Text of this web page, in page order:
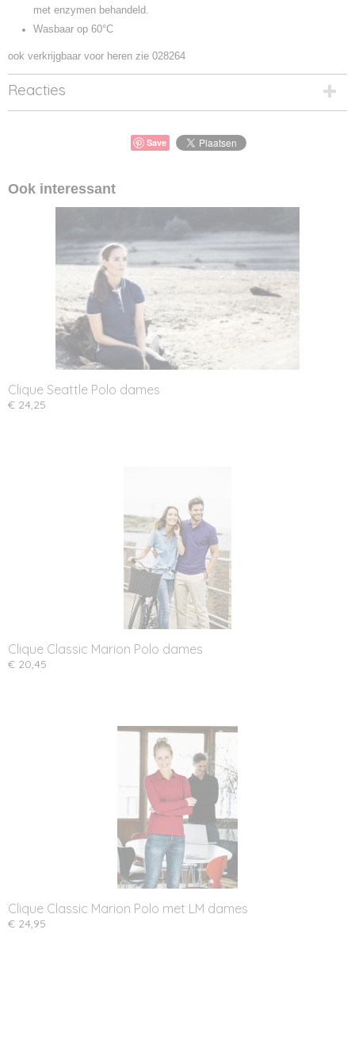
met enzymen behandeld.
Wasbaar op 60°C
ook verkrijgbaar voor heren zie 028264
Reacties
Save
Ook interessant
Clique Seattle Polo dames
€ 24,25
Clique Classic Marion Polo dames
€ 20,45
Clique Classic Marion Polo met LM dames
€ 24,95